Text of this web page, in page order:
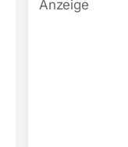
Anzeige